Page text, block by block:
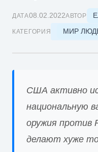
ДАТА08.02.2022АВТОР
КАТЕГОРИЯ МИР
США активно
национальную
оружия против
делают хуже